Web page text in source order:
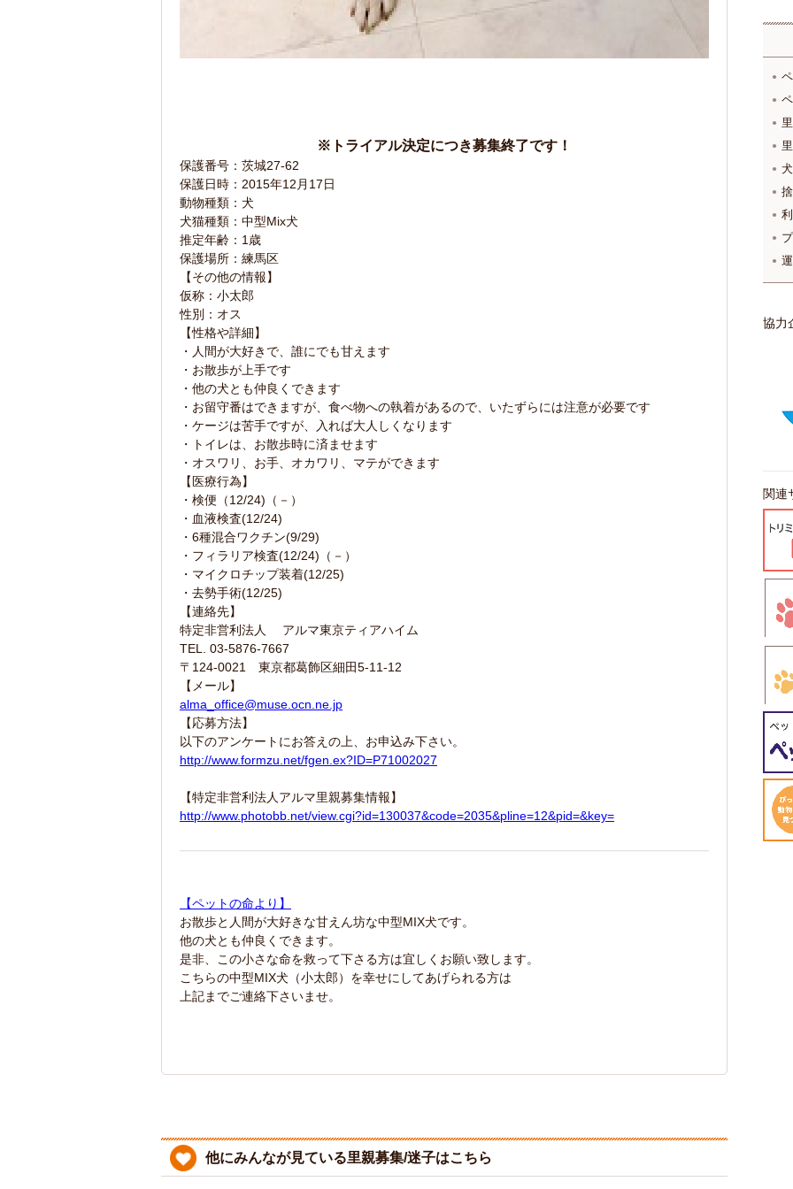
※トライアル決定につき募集終了です！
保護番号：茨城27-62
保護日時：2015年12月17日
動物種類：犬
犬猫種類：中型Mix犬
推定年齢：1歳
保護場所：練馬区
【その他の情報】
仮称：小太郎
性別：オス
【性格や詳細】
・人間が大好きで、誰にでも甘えます
・お散歩が上手です
・他の犬とも仲良くできます
・お留守番はできますが、食べ物への執着があるので、いたずらには注意が必要です
・ケージは苦手ですが、入れば大人しくなります
・トイレは、お散歩時に済ませます
・オスワリ、お手、オカワリ、マテができます
【医療行為】
・検便（12/24)（－）
・血液検査(12/24)
・6種混合ワクチン(9/29)
・フィラリア検査(12/24)（－）
・マイクロチップ装着(12/25)
・去勢手術(12/25)
【連絡先】
特定非営利法人 アルマ東京ティアハイム
TEL. 03-5876-7667
〒124-0021 東京都葛飾区細田5-11-12
【メール】
alma_office@muse.ocn.ne.jp
【応募方法】
以下のアンケートにお答えの上、お申込み下さい。
http://www.formzu.net/fgen.ex?ID=P71002027
【特定非営利法人アルマ里親募集情報】
http://www.photobb.net/view.cgi?id=130037&code=2035&pline=12&pid=&key=
【ペットの命より】
お散歩と人間が大好きな甘えん坊な中型MIX犬です。
他の犬とも仲良くできます。
是非、この小さな命を救って下さる方は宜しくお願い致します。
こちらの中型MIX犬（小太郎）を幸せにしてあげられる方は
上記までご連絡下さいませ。
他にみんなが見ている里親募集/迷子はこちら
協力
関連